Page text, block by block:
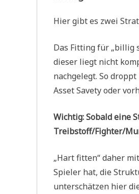
Hier gibt es zwei
Das Fitting für „billig
dieser liegt nicht
nachgelegt. So
Asset Savety oder
Wichtig: Sobald eine
Treibstoff/Fighter/
„Hart fitten“ daher
Spieler hat, die
unterschätzen hier